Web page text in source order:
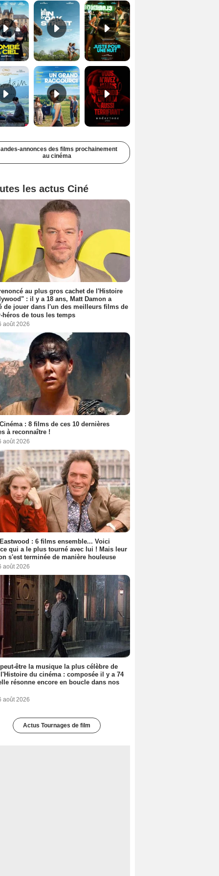
Soudain Bande-annonce VF STFR Un grand raccourci Bande-annonce VF
annonces des films prochainement
au cinéma
les actus Ciné
au plus gros cachet de l'Histoire
: il y a 18 ans, Matt Damon a
de jouer dans l'un des meilleurs films de
héros de tous les temps
août 2026
: 8 films de ces 10 dernières
à reconnaître !
août 2026
: 6 films ensemble... Voici
qui a le plus tourné avec lui ! Mais leur
s'est terminée de manière houleuse
août 2026
être la musique la plus célèbre de
du cinéma : composée il y a 74
résonne encore en boucle dans nos
août 2026
Actus Tournages de film